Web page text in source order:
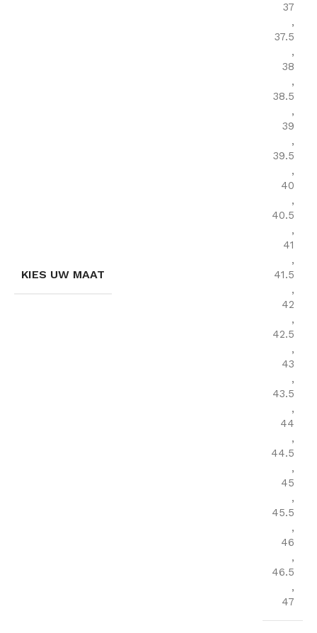
KIES UW MAAT
37
,
37.5
,
38
,
38.5
,
39
,
39.5
,
40
,
40.5
,
41
,
41.5
,
42
,
42.5
,
43
,
43.5
,
44
,
44.5
,
45
,
45.5
,
46
,
46.5
,
47